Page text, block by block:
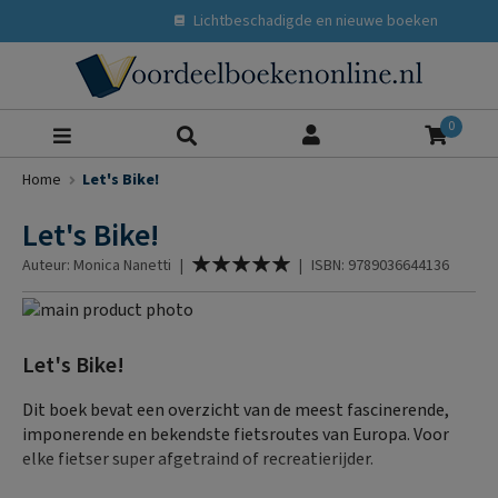
Lichtbeschadigde en nieuwe boeken
0
Home Let's Bike!
Let's Bike!
Auteur: Monica Nanetti | Waardering:
% of
| ISBN: 9789036644136
Ga
het
van
de
afbeeldingen-
naar
begin
van
de
Let's Bike!
Dit boek bevat een overzicht van de meest fascinerende,
imponerende en bekendste fietsroutes van Europa. Voor
elke fietser super afgetraind of recreatierijder.